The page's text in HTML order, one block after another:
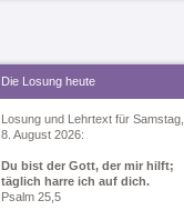
Die Losung heute
Losung und Lehrtext für Samstag,
8. August 2026:
Du bist der Gott, der mir hilft;
täglich harre ich auf dich.
Psalm 25,5